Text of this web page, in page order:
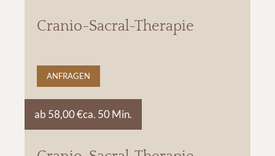
Cranio-Sacral-Therapie
ANFRAGEN
ab 58,00 €ca. 50 Min.